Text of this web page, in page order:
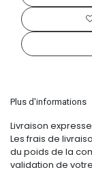
Plus d'informations
Livraison
Les frais de
du poids de la
validation de